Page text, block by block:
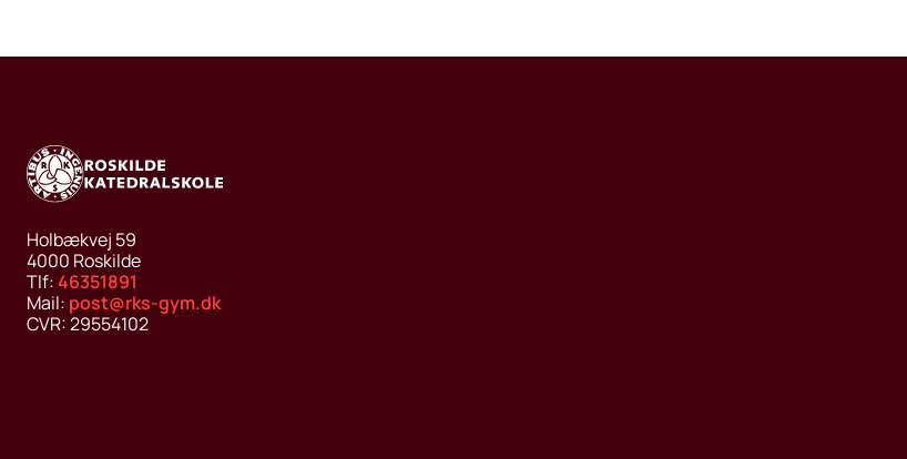
Holbækvej 59
4000 Roskilde
Tlf:46351891
Mail: post@rks-gym.dk
CVR:29554102